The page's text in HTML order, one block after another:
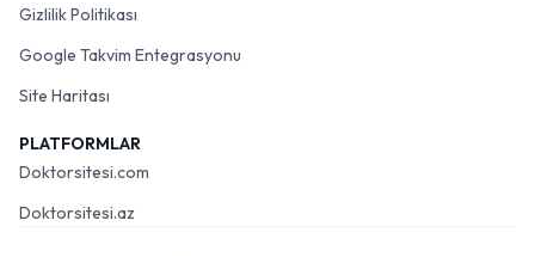
Gizlilik Politikası
Google Takvim Entegrasyonu
Site Haritası
PLATFORMLAR
Doktorsitesi.com
Doktorsitesi.az